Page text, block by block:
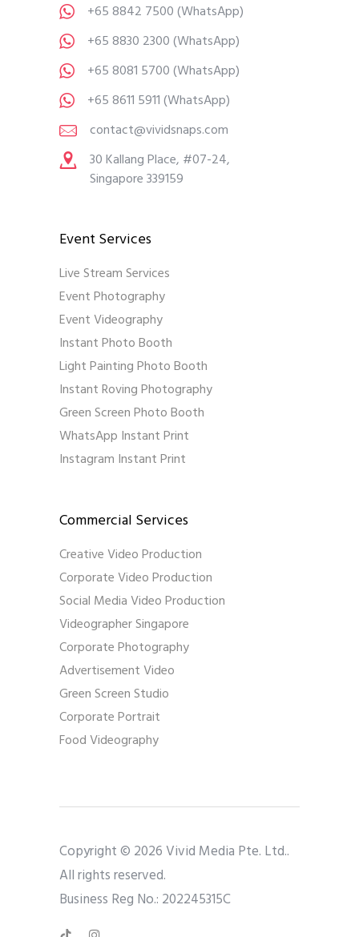
+65 8842 7500(WhatsApp)
+65 8830 2300(WhatsApp)
+65 8081 5700(WhatsApp)
+65 8611 5911(WhatsApp)
contact@vividsnaps.com
30 Kallang Place, #07-24,
Singapore 339159
Event Services
Live Stream Services
Event Photography
Event Videography
Instant Photo Booth
Light Painting Photo Booth
Instant Roving Photography
Green Screen Photo Booth
WhatsApp Instant Print
Instagram Instant Print
Commercial Services
Creative Video Production
Corporate Video Production
Social Media Video Production
Videographer Singapore
Corporate Photography
Advertisement Video
Green Screen Studio
Corporate Portrait
Food Videography
Copyright © 2026 Vivid Media Pte. Ltd..
All rights reserved.
Business Reg No.: 202245315C